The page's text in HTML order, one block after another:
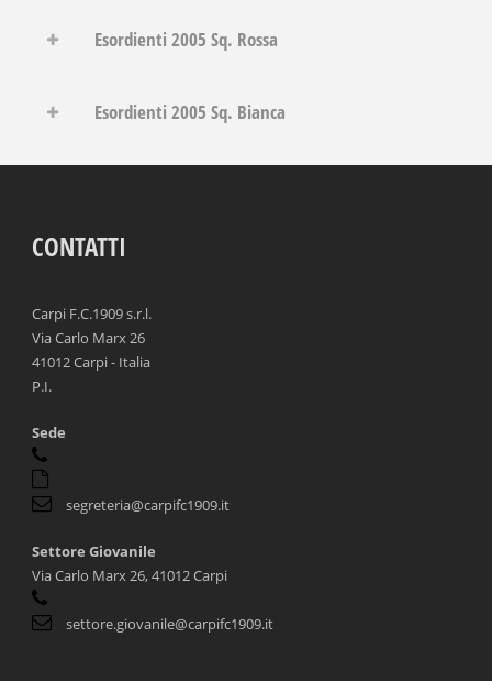
Esordienti 2005 Sq. Rossa
Esordienti 2005 Sq. Bianca
CONTATTI
Carpi F.C.1909 s.r.l.
Via Carlo Marx 26
41012 Carpi - Italia
P.I.
Sede
segreteria@carpifc1909.it
Settore Giovanile
Via Carlo Marx 26, 41012 Carpi
settore.giovanile@carpifc1909.it